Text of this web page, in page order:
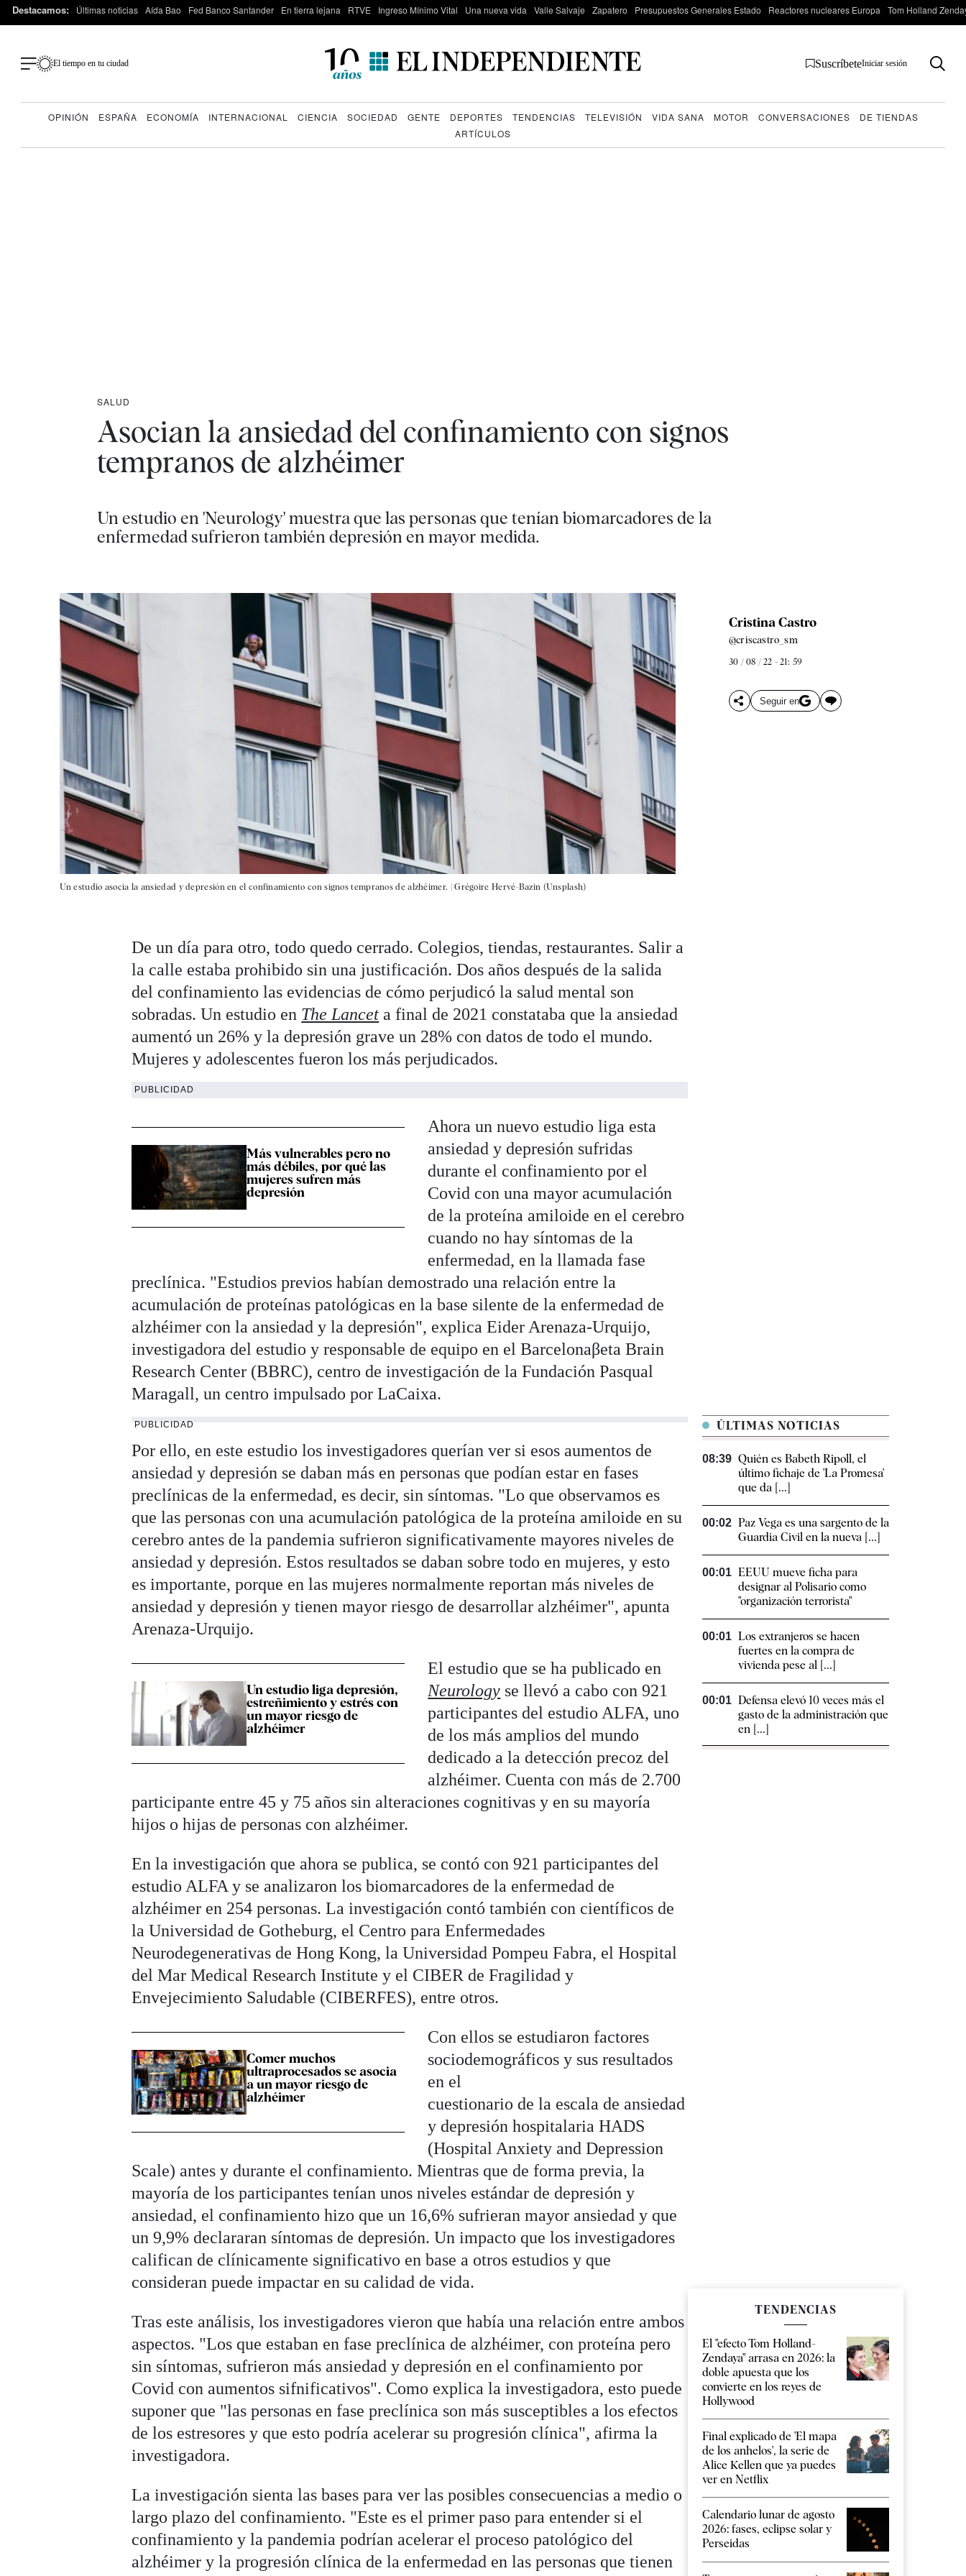
Destacamos: Últimas noticias Aída Bao Fed Banco Santander En tierra lejana RTVE Ingreso Mínimo Vital Una nueva vida Valle Salvaje Zapatero Presupuestos Generales Estado Reactores nucleares Europa Tom Holland
El tiempo en tu ciudad SuscríbeteIniciar sesión
OPINIÓN ESPAÑA ECONOMÍA INTERNACIONAL CIENCIA SOCIEDAD GENTE DEPORTES TENDENCIAS TELEVISIÓN VIDA SANA MOTOR CONVERSACIONES
DE TIENDAS
ARTÍCULOS
SALUD
Asocian la ansiedad del confinamiento con signos
tempranos de alzhéimer
Un estudio en 'Neurology' muestra que las personas que tenían biomarcadores de la
enfermedad sufrieron también depresión en mayor medida.
Un estudio asocia la ansiedad y depresión en el confinamiento con signos tempranos de alzhéimer. |Grégoire Hervé-Bazin (Unsplash)
Cristina Castro
@criscastro_sm
30 / 08 / 22 - 21: 59
Seguir en
De un día para otro, todo quedo cerrado. Colegios, tiendas, restaurantes. Salir a
la calle estaba prohibido sin una justificación. Dos años después de la salida
del confinamiento las evidencias de cómo perjudicó la salud mental son
sobradas. Un estudio en The Lancet a final de 2021 constataba que la ansiedad
aumentó un 26% y la depresión grave un 28% con datos de todo el mundo.
Mujeres y adolescentes fueron los más perjudicados.
PUBLICIDAD
Más vulnerables pero no
más débiles, por qué las
mujeres sufren más
depresión
Ahora un nuevo estudio liga esta
ansiedad y depresión sufridas
durante el confinamiento por el
Covid con una mayor acumulación
de la proteína amiloide en el cerebro
cuando no hay síntomas de la
enfermedad, en la llamada fase
preclínica. "Estudios previos habían demostrado una relación entre la
acumulación de proteínas patológicas en la base silente de la enfermedad de
alzhéimer con la ansiedad y la depresión", explica Eider Arenaza-Urquijo,
investigadora del estudio y responsable de equipo en el Barcelonaβeta Brain
Research Center (BBRC), centro de investigación de la Fundación Pasqual
Maragall, un centro impulsado por LaCaixa.
PUBLICIDAD
Por ello, en este estudio los investigadores querían ver si esos aumentos de
ansiedad y depresión se daban más en personas que podían estar en fases
preclínicas de la enfermedad, es decir, sin síntomas. "Lo que observamos es
que las personas con una acumulación patológica de la proteína amiloide en su
cerebro antes de la pandemia sufrieron significativamente mayores niveles de
ansiedad y depresión. Estos resultados se daban sobre todo en mujeres, y esto
es importante, porque en las mujeres normalmente reportan más niveles de
ansiedad y depresión y tienen mayor riesgo de desarrollar alzhéimer", apunta
Arenaza-Urquijo.
Un estudio liga depresión,
estreñimiento y estrés con
un mayor riesgo de
alzhéimer
El estudio que se ha publicado en
Neurology se llevó a cabo con 921
participantes del estudio ALFA, uno
de los más amplios del mundo
dedicado a la detección precoz del
alzhéimer. Cuenta con más de 2.700
participante entre 45 y 75 años sin alteraciones cognitivas y en su mayoría
hijos o hijas de personas con alzhéimer.
En la investigación que ahora se publica, se contó con 921 participantes del
estudio ALFA y se analizaron los biomarcadores de la enfermedad de
alzhéimer en 254 personas. La investigación contó también con científicos de
la Universidad de Gotheburg, el Centro para Enfermedades
Neurodegenerativas de Hong Kong, la Universidad Pompeu Fabra, el Hospital
del Mar Medical Research Institute y el CIBER de Fragilidad y
Envejecimiento Saludable (CIBERFES), entre otros.
Comer muchos
ultraprocesados se asocia
a un mayor riesgo de
alzhéimer
Con ellos se estudiaron factores
sociodemográficos y sus resultados
en el
cuestionario de la escala de ansiedad
y depresión hospitalaria HADS
(Hospital Anxiety and Depression
Scale) antes y durante el confinamiento. Mientras que de forma previa, la
mayoría de los participantes tenían unos niveles estándar de depresión y
ansiedad, el confinamiento hizo que un 16,6% sufrieran mayor ansiedad y que
un 9,9% declararan síntomas de depresión. Un impacto que los investigadores
califican de clínicamente significativo en base a otros estudios y que
consideran puede impactar en su calidad de vida.
Tras este análisis, los investigadores vieron que había una relación entre ambos
aspectos. "Los que estaban en fase preclínica de alzhéimer, con proteína pero
sin síntomas, sufrieron más ansiedad y depresión en el confinamiento por
Covid con aumentos sifnificativos". Como explica la investigadora, esto puede
suponer que "las personas en fase preclínica son más susceptibles a los efectos
de los estresores y que esto podría acelerar su progresión clínica", afirma la
investigadora.
La investigación sienta las bases para ver las posibles consecuencias a medio o
largo plazo del confinamiento. "Este es el primer paso para entender si el
confinamiento y la pandemia podrían acelerar el proceso patológico del
alzhéimer y la progresión clínica de la enfermedad en las personas que tienen
ÚLTIMAS NOTICIAS
08:39 Quién es Babeth Ripoll, el
último fichaje de 'La Promesa'
que da [...]
00:02 Paz Vega es una sargento de la
Guardia Civil en la nueva [...]
00:01 EEUU mueve ficha para
designar al Polisario como
"organización terrorista"
00:01 Los extranjeros se hacen
fuertes en la compra de
vivienda pese al [...]
00:01 Defensa elevó 10 veces más el
gasto de la administración que
en [...]
TENDENCIAS
El "efecto Tom Holland-
Zendaya" arrasa en 2026: la
doble apuesta que los
convierte en los reyes de
Hollywood
Final explicado de 'El mapa
de los anhelos', la serie de
Alice Kellen que ya puedes
ver en Netflix
Calendario lunar de agosto
2026: fases, eclipse solar y
Perseidas